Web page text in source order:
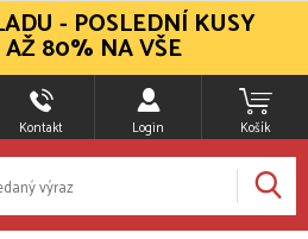
Kontakt Login Košík
- POSLEDNÍ KUSY
80% NA VŠE